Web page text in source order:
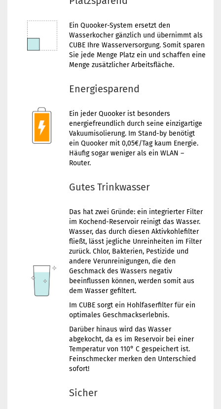
Ein Quooker-System ersetzt den
Wasserkocher gänzlich und übernimmt als
CUBE Ihre Wasserversorgung. Somit sparen
Sie jede Menge Platz ein und schaffen eine
Menge zusätzlicher Arbeitsfläche.
Energiesparend
Ein jeder Quooker ist besonders
energiefreundlich durch seine einzigartige
Vakuumisolierung. Im Stand-by benötigt
ein Quooker mit 0,05€/Tag kaum Energie.
Häufig sogar weniger als ein WLAN –
Router.
Gutes Trinkwasser
Das hat zwei Gründe: ein integrierter Filter
im Kochend-Reservoir reinigt das Wasser.
Wasser, das durch diesen Aktivkohlefilter
fließt, lässt jegliche Unreinheiten im Filter
zurück. Chlor, Bakterien, Pestizide und
andere Verunreinigungen, die den
Geschmack des Wassers negativ
beeinflussen können, werden somit aus
dem Wasser gefiltert.
Im CUBE sorgt ein Hohlfaserfilter für ein
optimales Geschmackserlebnis.
Darüber hinaus wird das Wasser
abgekocht, da es im Reservoir bei einer
Temperatur von 110° C gespeichert ist.
Feinschmecker merken den Unterschied
sofort!
Sicher